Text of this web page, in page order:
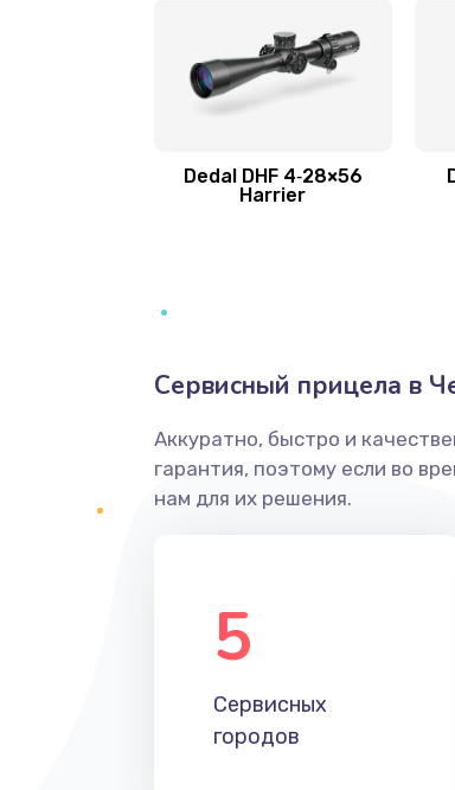
Dedal DHF 4‑28×56
Harrier
Сервисный прицела в
Аккуратно, быстро и
гарантия, поэтому если во
нам для их решения.
5
Сервисных
городов